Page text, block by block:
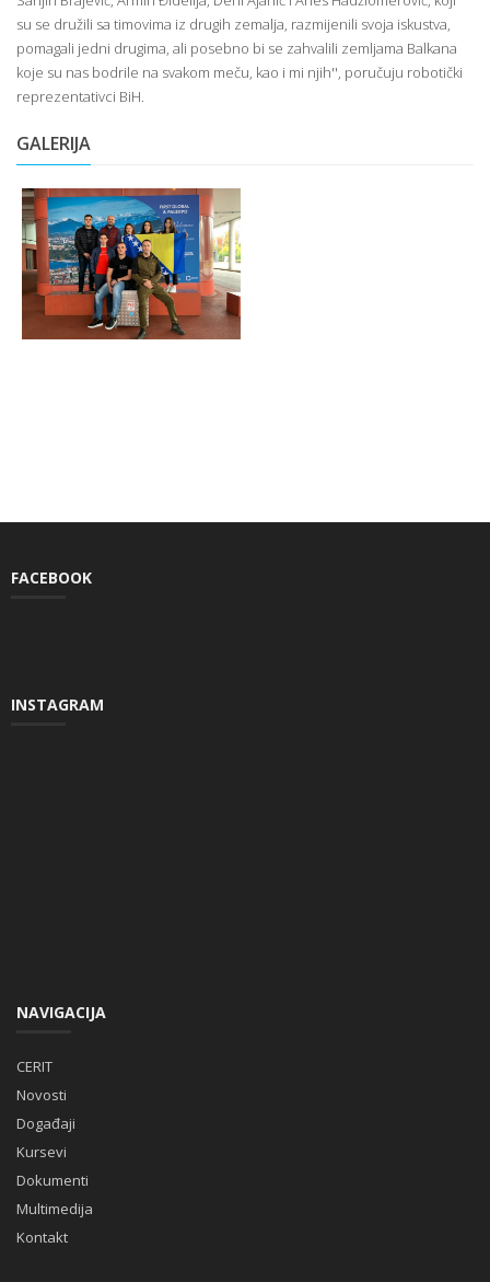
su se družili sa timovima iz drugih zemalja, razmijenili svoja iskustva,
pomagali jedni drugima, ali posebno bi se zahvalili zemljama Balkana
koje su nas bodrile na svakom meču, kao i mi njih'', poručuju robotički
reprezentativci BiH.
GALERIJA
FACEBOOK
INSTAGRAM
NAVIGACIJA
CERIT
Novosti
Događaji
Kursevi
Dokumenti
Multimedija
Kontakt